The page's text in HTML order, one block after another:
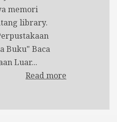
memori
library.
Buku" Baca
Luar...
Read more